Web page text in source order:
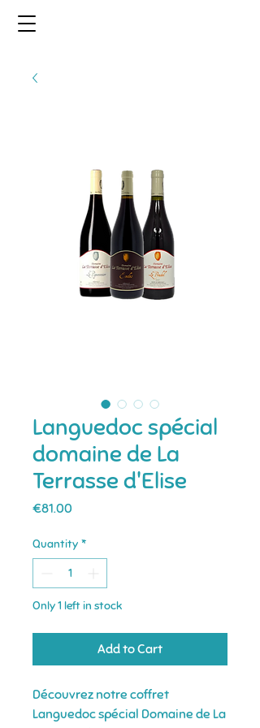
Languedoc spécial
domaine de La
Terrasse d'Elise
€81.00
Quantity *
Only 1 left in stock
Add to Cart
Découvrez notre coffret
Languedoc spécial Domaine de La